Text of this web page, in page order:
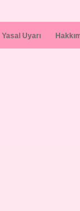
Yasal Uyarı